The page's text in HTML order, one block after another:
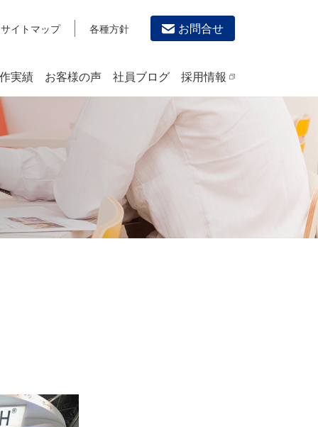
サイトマップ 各種方針 お問合せ
沿革
デザイン作成・印刷サービス
PRINTING
チラシ/フライヤーデザインの制作・印刷
カタログデザインの制作・印刷
冊子/パンフレットのデザイン制作・印刷
学校・会社案内パンフレット制作・印刷
OTHERS
実績 お客様の声 社員ブログ 採用情報